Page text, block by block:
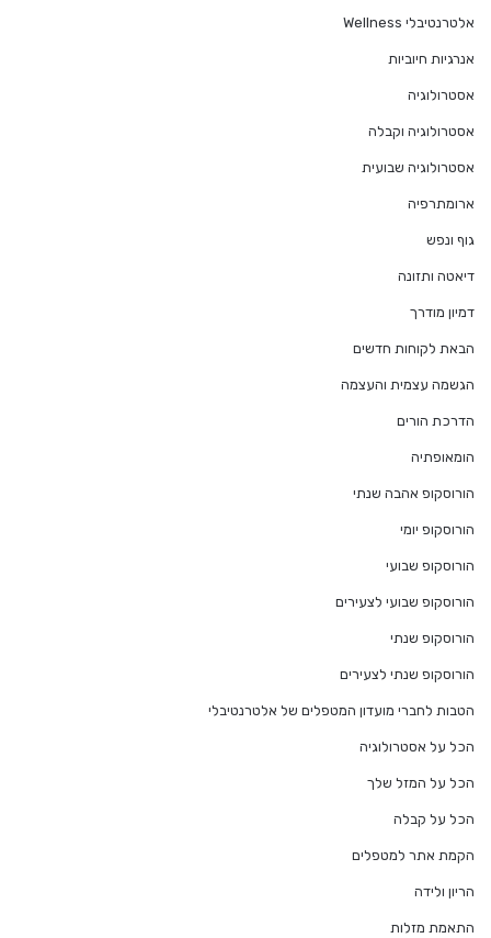
אלטרנטיבלי Wellness
אנרגיות חיוביות
אסטרולוגיה
אסטרולוגיה וקבלה
אסטרולוגיה שבועית
ארומתרפיה
גוף ונפש
דיאטה ותזונה
דמיון מודרך
הבאת לקוחות חדשים
הגשמה עצמית והעצמה
הדרכת הורים
הומאופתיה
הורוסקופ אהבה שנתי
הורוסקופ יומי
הורוסקופ שבועי
הורוסקופ שבועי לצעירים
הורוסקופ שנתי
הורוסקופ שנתי לצעירים
הטבות לחברי מועדון המטפלים של אלטרנטיבלי
הכל על אסטרולוגיה
הכל על המזל שלך
הכל על קבלה
הקמת אתר למטפלים
הריון ולידה
התאמת מזלות